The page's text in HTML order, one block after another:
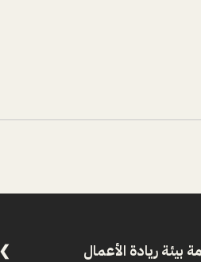
بيئة ريادة الأعمال